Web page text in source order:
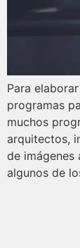
Para
programas
muchos
arquitectos,
de imágenes
algunos de